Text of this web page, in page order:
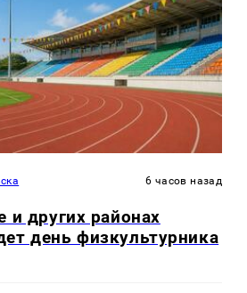
6 часов назад
и других районах
день физкультурника